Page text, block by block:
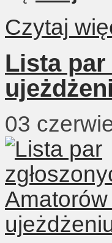
Czytaj
Lista par
03